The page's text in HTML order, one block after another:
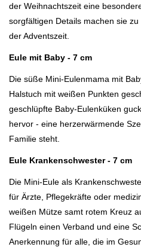
der Weihnachtszeit eine
sorgfältigen Details machen sie
der Adventszeit.
Eule mit Baby - 7 cm
Die süße Mini-Eulenmama mit
Halstuch mit weißen Punkten
geschlüpfte Baby-Eulenküken
hervor - eine herzerwärmende
Familie steht.
Eule Krankenschwester - 7 cm
Die Mini-Eule als
für Ärzte, Pflegekräfte oder
weißen Mütze samt rotem Kreuz
Flügeln einen Verband und eine
Anerkennung für alle, die im